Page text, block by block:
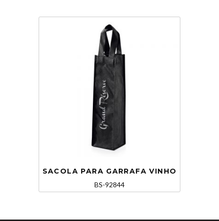
SACOLA PARA GARRAFA VINHO
BS-92844